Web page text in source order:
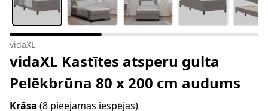
vidaXL
vidaXL Kastītes atsperu gulta
Pelēkbrūna 80 x 200 cm audums
Krāsa (8 pieejamas iespējas)